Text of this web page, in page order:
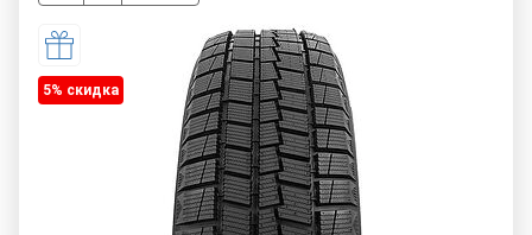
5% cкидка